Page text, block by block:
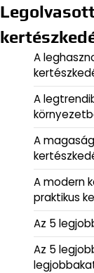
A
A
A
A modern
praktikus
Az 5
Az 5